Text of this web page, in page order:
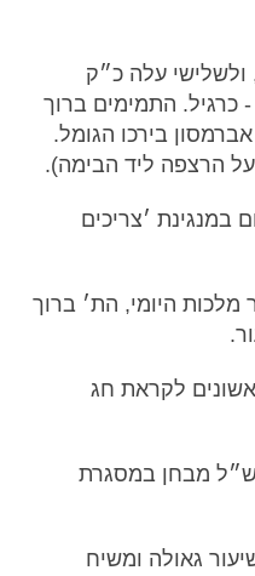
עלה כ״ק
התמימים ברוך
בירכו הגומל.
הרצפה ליד הבימה).
במנגינת ׳צריכים
היומי, הת׳ ברוך
לקראת חג
אש״ל מבחן במסגרת
גאולה ומשיח